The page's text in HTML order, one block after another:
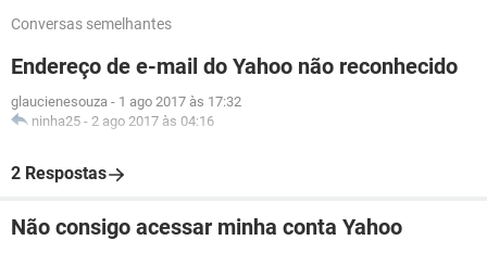
Conversas semelhantes
Endereço de e-mail do Yahoo não reconhecido
glaucienesouza - 1 ago 2017 às 17:32
ninha25 - 2 ago 2017 às 04:16
2 Respostas
Não consigo acessar minha conta Yahoo